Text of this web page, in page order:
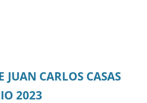
JUAN CARLOS CASAS
2023